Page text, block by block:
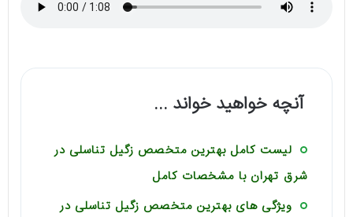
آنچه خواهید خواند ...
لیست کامل بهترین متخصص زگیل تناسلی در
شرق تهران با مشخصات کامل
ویژگی های بهترین متخصص زگیل تناسلی در